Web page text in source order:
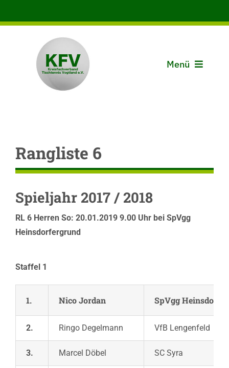
Inhalt
Menü
Spielbetrieb
Rangliste 6
Spieljahr 2017 / 2018
RL 6 Herren So: 20.01.2019 9.00 Uhr bei SpVgg
Heinsdorfergrund
Staffel 1
1. Nico Jordan SpVgg
2. Ringo Degelmann VfB Lengenfeld
3. Marcel Döbel SC Syra